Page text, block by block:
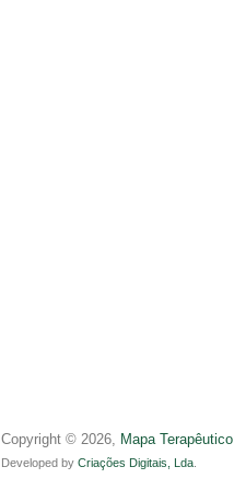
Copyright © 2026, Mapa Terapêutico
Developed by Criações Digitais, Lda